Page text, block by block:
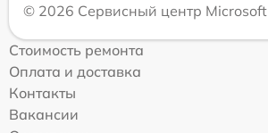
© 2026 Сервисный центр Microsoft
Стоимость ремонта
Оплата и доставка
Контакты
Вакансии